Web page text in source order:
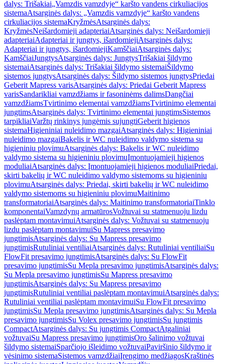
dalys: Trišakiai„Vamzdis vamzdyje“ karšto vandens cirkuliacijos
sistemaAtsarginės dalys: „Vamzdis vamzdyje“ karšto vandens
cirkuliacijos sistemaKryžmėsAtsarginės dalys:
KryžmėsNeišardomieji adapteriaiAtsarginės dalys: Neišardomieji
adapteriaiAdapteriai ir jungtys, išardomiejiAtsarginės dalys:
Adapteriai ir jungtys, išardomiejiKamščiaiAtsarginės dalys:
KamščiaiJungtysAtsarginės dalys: JungtysTrišakiai šildymo
sistemaiAtsarginės dalys: Trišakiai šildymo sistemaiŠildymo
sistemos jungtysAtsarginės dalys: Šildymo sistemos jungtysPriedai
Geberit Mapress varisAtsarginės dalys: Priedai Geberit Mapress
varisSandarikliai vamzdžiams ir fasoninėms dalimsDangčiai
vamzdžiamsTvirtinimo elementai vamzdžiamsTvirtinimo elementai
jungtimsAtsarginės dalys: Tvirtinimo elementai jungtimsSistemos
tarpikliaiVaržtų rinkinys jungėmis sujungtiGeberit higienos
sistemaHigieniniai nuleidimo mazgaiAtsarginės dalys: Higieniniai
nuleidimo mazgaiBakelis ir WC nuleidimo valdymo sistema su
higieniniu plovimuAtsarginės dalys: Bakelis ir WC nuleidimo
valdymo sistema su higieniniu plovimuĮmontuojamieji higienos
moduliaiAtsarginės dalys: Įmontuojamieji higienos moduliaiPriedai,
skirti bakelių ir WC nuleidimo valdymo sistemoms su higieniniu
plovimuAtsarginės dalys: Priedai, skirti bakelių ir WC nuleidimo
valdymo sistemoms su higieniniu plovimuMaitinimo
transformatoriaiAtsarginės dalys: Maitinimo transformatoriaiTinklo
komponentaiVamzdynų armatūrosVožtuvai su statmenuoju lizdu
paslėptam montavimuiAtsarginės dalys: Vožtuvai su statmenuoju
lizdu paslėptam montavimuiSu Mapress presavimo
jungtimisAtsarginės dalys: Su Mapress presavimo
jungtimisRutuliniai ventiliaiAtsarginės dalys: Rutuliniai ventiliaiSu
FlowFit presavimo jungtimisAtsarginės dalys: Su FlowFit
presavimo jungtimisSu Mepla presavimo jungtimisAtsarginės dalys:
Su Mepla presavimo jungtimisSu Mapress presavimo
jungtimisAtsarginės dalys: Su Mapress presavimo
jungtimisRutuliniai ventiliai paslėptam montavimuiAtsarginės dalys:
Rutuliniai ventiliai paslėptam montavimuiSu FlowFit presavimo
jungtimisSu Mepla presavimo jungtimisAtsarginės dalys: Su Mepla
presavimo jungtimisSu Volex presavimo jungtimisSu jungtimis
CompactAtsarginės dalys: Su jungtimis CompactAtgaliniai
vožtuvaiSu Mapress presavimo jungtimisOro šalinimo vožtuvai
šildymo sistemaiSparčiojo išleidimo vožtuvaiPaviršinio šildymo ir
vėsinimo sistemaSistemos vamzdžiaiĮrengimo medžiagosKraštinės